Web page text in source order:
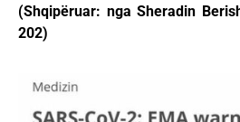
(Shqipëruar: nga Sheradin
202)